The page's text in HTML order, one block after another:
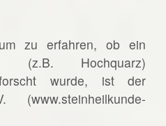
zu erfahren, ob ein
(z.B. Hochquarz)
wurde, ist der
(www.steinheilkunde-